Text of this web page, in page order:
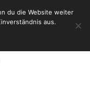
EIN
du die Website weiter
aus.